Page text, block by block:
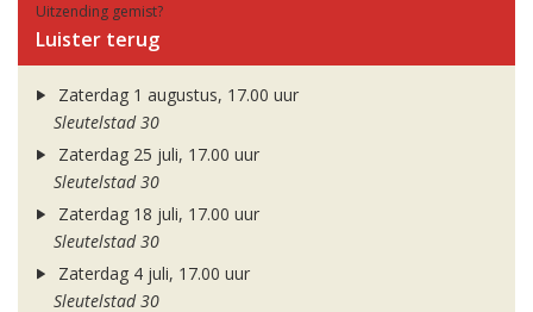
Uitzending gemist?
Luister terug
Zaterdag 1 augustus, 17.00 uur
Sleutelstad 30
Zaterdag 25 juli, 17.00 uur
Sleutelstad 30
Zaterdag 18 juli, 17.00 uur
Sleutelstad 30
Zaterdag 4 juli, 17.00 uur
Sleutelstad 30